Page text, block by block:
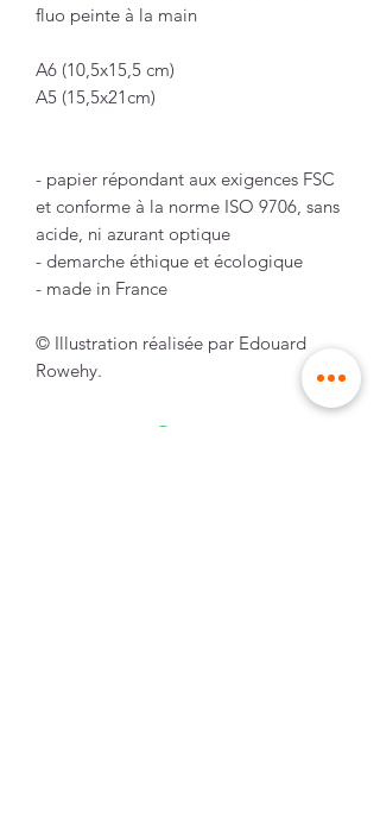
fluo peinte à la main
A6 (10,5x15,5 cm)
A5 (15,5x21cm)
- papier répondant aux exigences FSC
et conforme à la norme ISO 9706, sans
acide, ni azurant optique
- demarche éthique et écologique
- made in France
© Illustration réalisée par Edouard
Rowehy.